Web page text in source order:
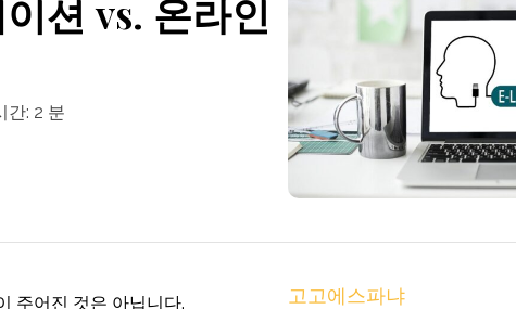
션 vs. 온라인
간: 2 분
주어진 것은 아닙니다.
고고에스파냐